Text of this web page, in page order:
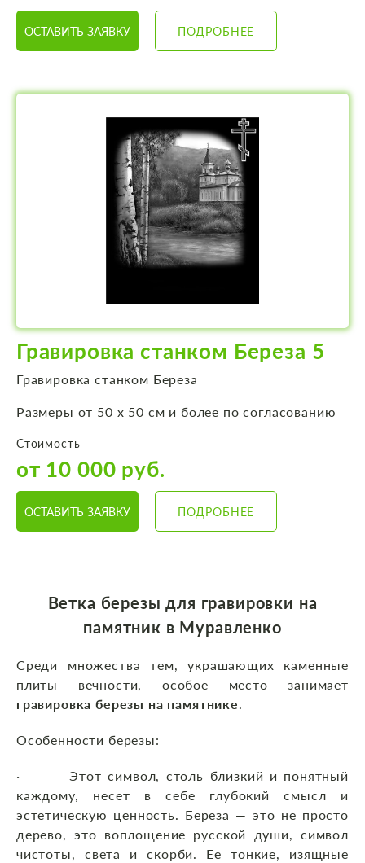
ОСТАВИТЬ ЗАЯВКУ ПОДРОБНЕЕ
Гравировка станком Береза 5
Гравировка станком Береза
Размеры от 50 х 50 см и более по согласованию
Стоимость
от 10 000 руб.
ОСТАВИТЬ ЗАЯВКУ ПОДРОБНЕЕ
Ветка березы для гравировки на
памятник в Муравленко
Среди множества тем, украшающих каменные
плиты вечности, особое место занимает
гравировка березы на памятнике.
Особенности березы:
· Этот символ, столь близкий и понятный
каждому, несет в себе глубокий смысл и
эстетическую ценность. Береза — это не просто
дерево, это воплощение русской души, символ
чистоты, света и скорби. Ее тонкие, изящные